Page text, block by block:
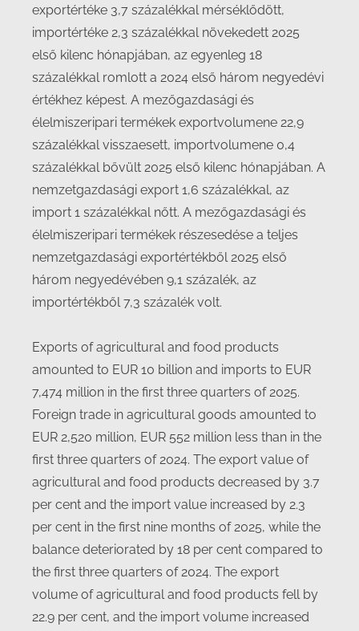
exportértéke 3,7 százalékkal mérséklődött,
importértéke 2,3 százalékkal növekedett 2025
első kilenc hónapjában, az egyenleg 18
százalékkal romlott a 2024 első három negyedévi
értékhez képest. A mezőgazdasági és
élelmiszeripari termékek exportvolumene 22,9
százalékkal visszaesett, importvolumene 0,4
százalékkal bővült 2025 első kilenc hónapjában. A
nemzetgazdasági export 1,6 százalékkal, az
import 1 százalékkal nőtt. A mezőgazdasági és
élelmiszeripari termékek részesedése a teljes
nemzetgazdasági exportértékből 2025 első
három negyedévében 9,1 százalék, az
importértékből 7,3 százalék volt.
Exports of agricultural and food products
amounted to EUR 10 billion and imports to EUR
7,474 million in the first three quarters of 2025.
Foreign trade in agricultural goods amounted to
EUR 2,520 million, EUR 552 million less than in the
first three quarters of 2024. The export value of
agricultural and food products decreased by 3.7
per cent and the import value increased by 2.3
per cent in the first nine months of 2025, while the
balance deteriorated by 18 per cent compared to
the first three quarters of 2024. The export
volume of agricultural and food products fell by
22.9 per cent, and the import volume increased